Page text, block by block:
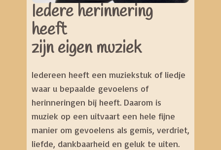
Iedere herinnering
heeft
zijn eigen muziek
Iedereen heeft een muziekstuk of liedje
waar u bepaalde gevoelens of
herinneringen bij heeft. Daarom is
muziek op een uitvaart een hele fijne
manier om gevoelens als gemis, verdriet,
liefde, dankbaarheid en geluk te uiten.